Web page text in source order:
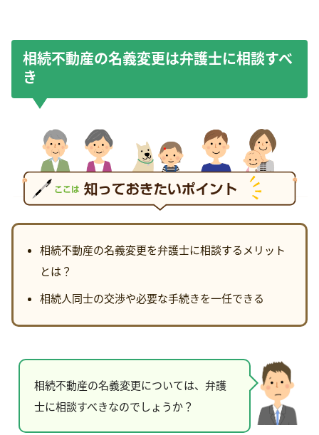
相続不動産の名義変更は弁護士に相談すべ
き
相続不動産の名義変更を弁護士に相談するメリット
とは？
相続人同士の交渉や必要な手続きを一任できる
相続不動産の名義変更については、弁護
士に相談すべきなのでしょうか？